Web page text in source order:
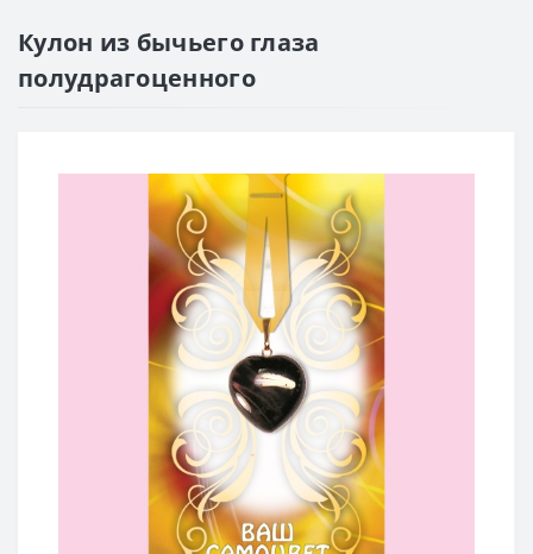
Кулон из бычьего глаза
полудрагоценного